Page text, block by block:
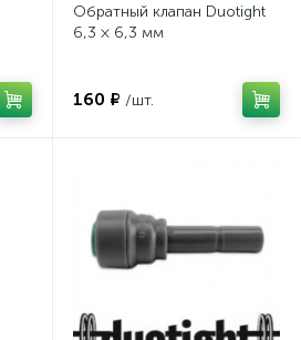
Обратный клапан Duotight
6,3 × 6,3 мм
160 ₽ /шт.